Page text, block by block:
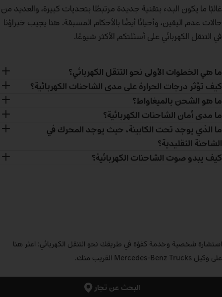
غالبًا ما يكون البدء بتقنية جديدة مرتبطًا بتحديات كبيرة، والعديد من
حالات عدم اليقين، وأحيانًا أيضًا بالأحكام المسبقة. هنا يجيب خبراؤنا
في التنقل الكهربائي على أسئلتكم الأكثر شيوعًا.
ما هي الخطوات الأولى نحو التنقل الكهربائي؟
كيف تؤثر درجات الحرارة على مدى الشاحنات الكهربائية؟
ما هو الشحن بالميغاواط؟
ما مدى أمان الشاحنات الكهربائية؟
ما الذي يوجد تحت الكابينة، حيث يوجد المحرك في
الشاحنة التقليدية؟
كيف يبدو صوت الشاحنات الكهربائية؟
استشارة شخصية وخدمة كفؤة في طريقك نحو التنقل الكهربائي: اعثر هنا
على وكيل Mercedes‑Benz Trucks القريب منك.
البحث عن تجار